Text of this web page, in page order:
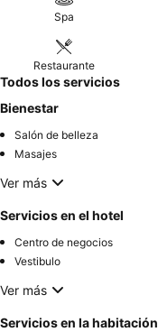
Spa
Restaurante
Todos los servicios
Bienestar
Salón de belleza
Masajes
Ver más
Servicios en el hotel
Centro de negocios
Vestibulo
Ver más
Servicios en la habitación